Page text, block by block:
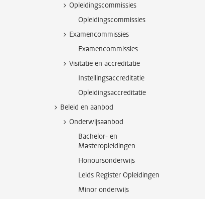
Opleidingscommissies
Opleidingscommissies
Examencommissies
Examencommissies
Visitatie en accreditatie
Instellingsaccreditatie
Opleidingsaccreditatie
Beleid en aanbod
Onderwijsaanbod
Bachelor- en
Masteropleidingen
Honoursonderwijs
Leids Register Opleidingen
Minor onderwijs